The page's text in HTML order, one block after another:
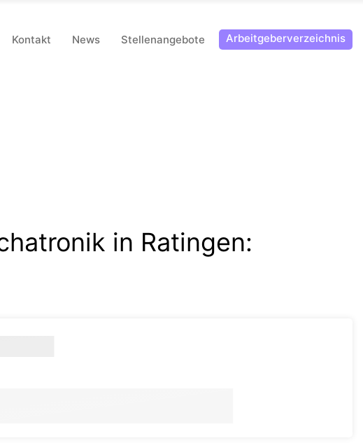
Kontakt News Stellenangebote Arbeitgeberverzeichnis
in Ratingen: